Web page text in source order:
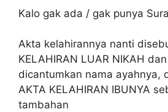
Kalo gak ada / gak punya
Akta kelahirannya nanti
KELAHIRAN LUAR NIKAH
dicantumkan nama ayahnya,
AKTA KELAHIRAN IBUNYA
tambahan